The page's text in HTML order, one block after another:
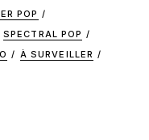
POP
SPECTRAL POP
À SURVEILLER